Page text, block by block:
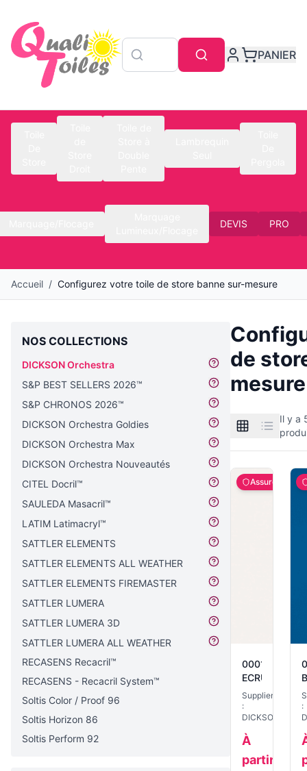
PANIER
DEVIS PRO
Accueil / Configurez votre toile de store banne sur-mesure
NOS COLLECTIONS
DICKSON Orchestra
S&P BEST SELLERS 2026™
S&P CHRONOS 2026™
DICKSON Orchestra Goldies
DICKSON Orchestra Max
DICKSON Orchestra Nouveautés
CITEL Docril™
SAULEDA Masacril™
LATIM Latimacryl™
SATTLER ELEMENTS
SATTLER ELEMENTS ALL WEATHER
SATTLER ELEMENTS FIREMASTER
SATTLER LUMERA
SATTLER LUMERA 3D
SATTLER LUMERA ALL WEATHER
RECASENS Recacril™
RECASENS - Recacril System™
Soltis Color / Proof 96
Soltis Horizon 86
Soltis Perform 92
de
mesure
Il y a
Assuré
0001
ECRU
Supplier
:
DICKSON
À
partir
: